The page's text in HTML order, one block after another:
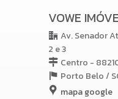
VOWE
Av. Senador
2 e 3
Centro -
Porto Belo /
mapa google